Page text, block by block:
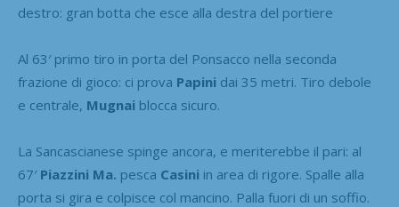
destro: gran botta che esce alla destra del portiere
Al 63′ primo tiro in porta del Ponsacco nella seconda
frazione di gioco: ci prova Papini dai 35 metri. Tiro debole
e centrale, Mugnai blocca sicuro.
La Sancascianese spinge ancora, e meriterebbe il pari: al
67′ Piazzini Ma. pesca Casini in area di rigore. Spalle alla
porta si gira e colpisce col mancino. Palla fuori di un soffio.